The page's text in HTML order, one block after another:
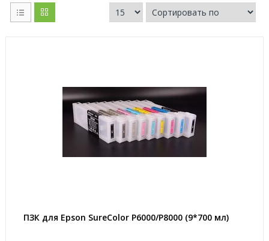
ПЗК для Epson SureColor P6000/P8000 (9*700 мл)